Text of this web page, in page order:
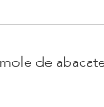
de